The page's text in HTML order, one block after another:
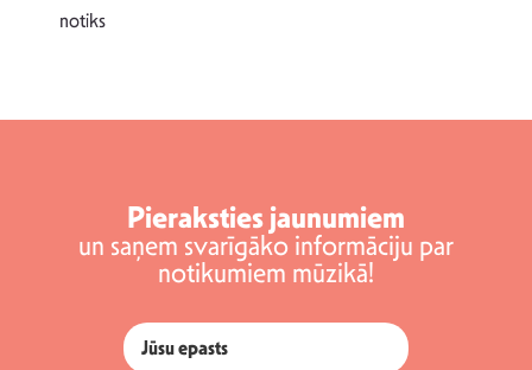
notiks
Pieraksties jaunumiem
un saņem svarīgāko informāciju par
notikumiem mūzikā!